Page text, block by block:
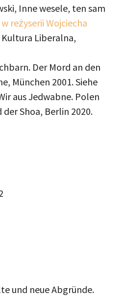
Inne wesele, ten sam
reżyserii Wojciecha
Kultura Liberalna,
Der Mord an den
München 2001. Siehe
aus Jedwabne. Polen
Shoa, Berlin 2020.
und neue Abgründe.